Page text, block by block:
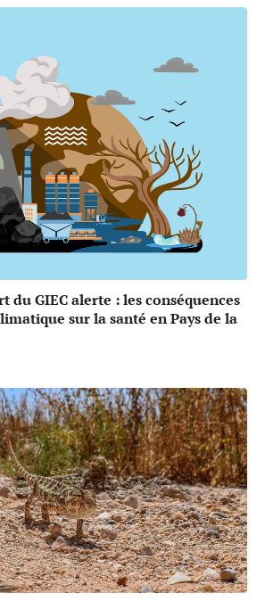
du GIEC alerte : les conséquences
sur la santé en Pays de la